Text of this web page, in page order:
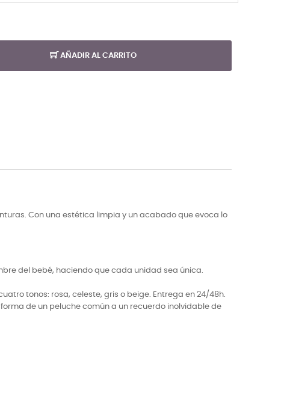
AÑADIR AL CARRITO
Con una estética limpia y un acabado que evoca lo
del bebé, haciendo que cada unidad sea única.
tonos: rosa, celeste, gris o beige. Entrega en 24/48h.
de un peluche común a un recuerdo inolvidable de